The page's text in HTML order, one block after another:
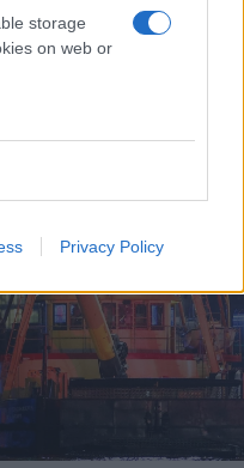
storage
on web or
Privacy Policy
δήλωσε στο